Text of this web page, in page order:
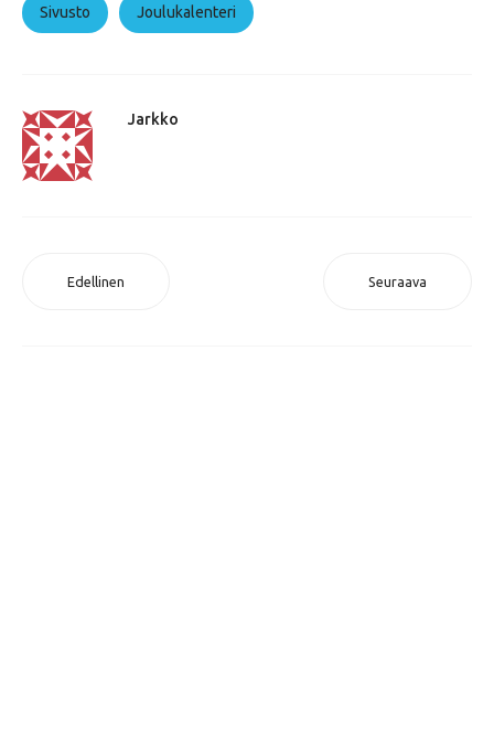
Sivusto Joulukalenteri
Jarkko
Edellinen Seuraava